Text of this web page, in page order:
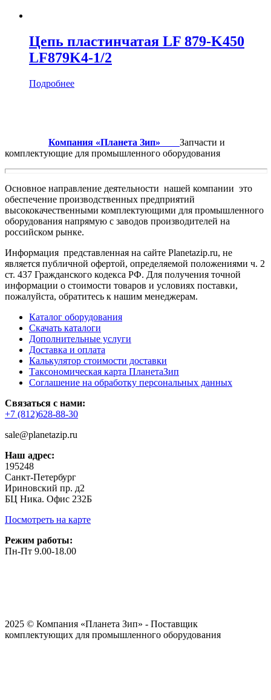
Цепь пластинчатая LF 879-K450
LF879K4-1/2
Подробнее
Компания «Планета Зип» Запчасти и
комплектующие для промышленного оборудования
Основное направление деятельности нашей компании это
обеспечение производственных предприятий
высококачественными комплектующими для промышленного
оборудования напрямую с заводов производителей на
российском рынке.
Информация представленная на сайте Planetazip.ru, не
является публичной офертой, определяемой положениями ч. 2
ст. 437 Гражданского кодекса РФ. Для получения точной
информации о стоимости товаров и условиях поставки,
пожалуйста, обратитесь к нашим менеджерам.
Каталог оборудования
Скачать каталоги
Дополнительные услуги
Доставка и оплата
Калькулятор стоимости доставки
Таксономическая карта ПланетаЗип
Соглашение на обработку персональных данных
Связаться с нами:
+7 (812)628-88-30
sale@planetazip.ru
Наш адрес:
195248
Санкт-Петербург
Ириновский пр. д2
БЦ Ника. Офис 232Б
Посмотреть на карте
Режим работы:
Пн-Пт 9.00-18.00
2025 © Компания «Планета Зип» - Поставщик
комплектующих для промышленного оборудования